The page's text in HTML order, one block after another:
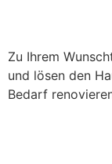
Zu Ihrem
und lösen den
Bedarf